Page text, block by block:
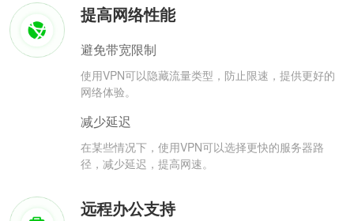
提高网络性能
避免带宽限制
使用VPN可以隐藏流量类型，防止限速，提供更好的
网络体验。
减少延迟
在某些情况下，使用VPN可以选择更快的服务器路
径，减少延迟，提高网速。
远程办公支持